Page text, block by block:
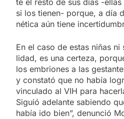
te el res­to de sus días -
si los tie­nen- por­que, a día
né­ti­ca aún tie­ne
En el caso de es­tas ni­ñas
li­dad, es una cer­te­za,
los em­brio­nes a las
y cons­ta­tó que no ha­bía
vin­cu­la­do al VIH para
Si­guió ade­lan­te sa­bien­do
ha­bía ido bien”, de­nun­ció